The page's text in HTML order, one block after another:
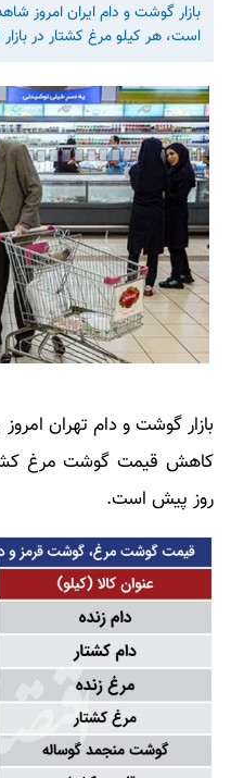
بازار گوشت و دام ایران امروز
است، هر کیلو مرغ کشتار در بازار 76,418 تومان خرید و فروش شد.
کاهش قیمت گوشت مرغ
روز پیش است.